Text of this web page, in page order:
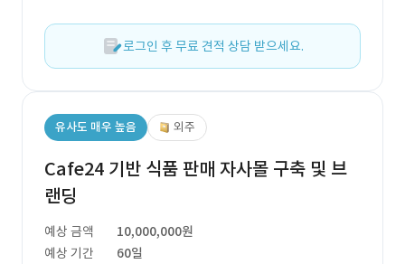
로그인 후 무료 견적 상담 받으세요.
유사도 매우 높음 외주
Cafe24 기반 식품 판매 자사몰 구축 및 브
랜딩
예상 금액
10,000,000원
예상 기간
60일